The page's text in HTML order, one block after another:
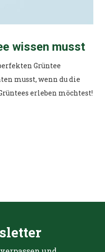
wissen musst
Grüntee
musst, wenn du die
erleben möchtest!